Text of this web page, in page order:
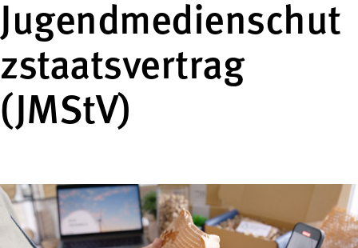
Jugendmedienschut
zstaatsvertrag
(JMStV)